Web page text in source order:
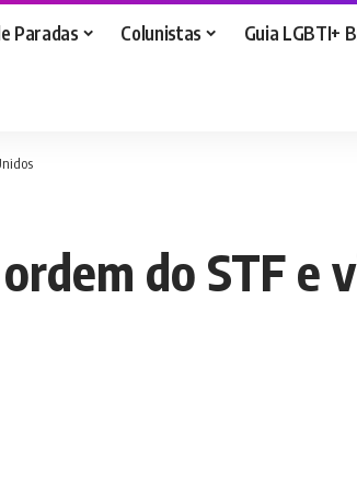
Paradas Colunistas Guia LGBTI+
do STF e